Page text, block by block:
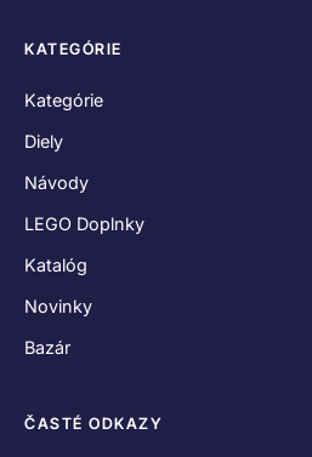
KATEGÓRIE
Kategórie
Diely
Návody
LEGO Doplnky
Katalóg
Novinky
Bazár
ČASTÉ ODKAZY